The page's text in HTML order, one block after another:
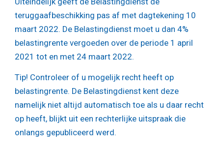
teruggaafbeschikking pas af met dagtekening 10
maart 2022. De Belastingdienst moet u dan 4%
belastingrente vergoeden over de periode 1 april
2021 tot en met 24 maart 2022.
Tip! Controleer of u mogelijk recht heeft op
belastingrente. De Belastingdienst kent deze
namelijk niet altijd automatisch toe als u daar recht
op heeft, blijkt uit een rechterlijke uitspraak die
onlangs gepubliceerd werd.